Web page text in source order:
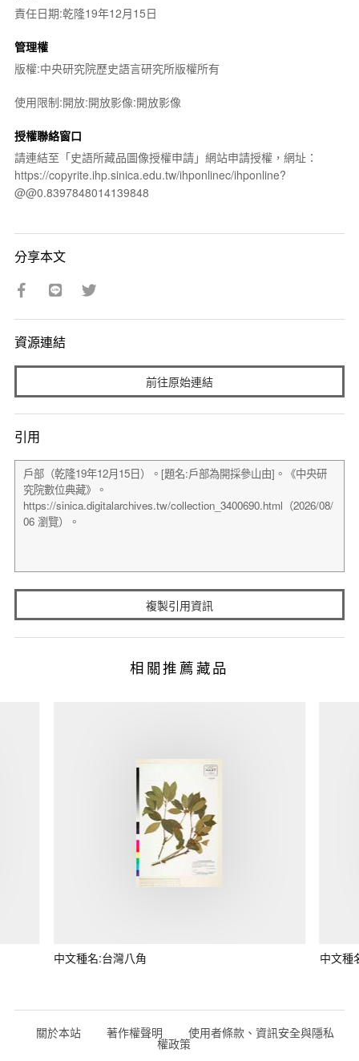
責任日期:乾隆19年12月15日
管理權
版權:中央研究院歷史語言研究所版權所有
使用限制:開放:開放影像:開放影像
授權聯絡窗口
請連結至「史語所藏品圖像授權申請」網站申請授權，網址：
https://copyrite.ihp.sinica.edu.tw/ihponlinec/ihponline?
@@0.8397848014139848
分享本文
資源連結
前往原始連結
引用
複製引用資訊
相關推薦藏品
中文種名:台灣八角 中文種
關於本站 著作權聲明 使用者條款、資訊安全與隱私
權政策